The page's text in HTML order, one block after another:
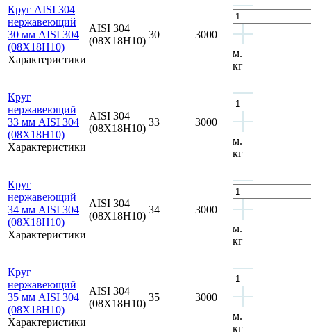
Круг AISI 304
нержавеющий
30 мм AISI 304
(08Х18Н10)
Характеристики
AISI 304
(08Х18Н10)
30
3000
м.
кг
Круг
нержавеющий
33 мм AISI 304
(08Х18Н10)
Характеристики
AISI 304
(08Х18Н10)
33
3000
м.
кг
Круг
нержавеющий
34 мм AISI 304
(08Х18Н10)
Характеристики
AISI 304
(08Х18Н10)
34
3000
м.
кг
Круг
нержавеющий
35 мм AISI 304
(08Х18Н10)
Характеристики
AISI 304
(08Х18Н10)
35
3000
м.
кг